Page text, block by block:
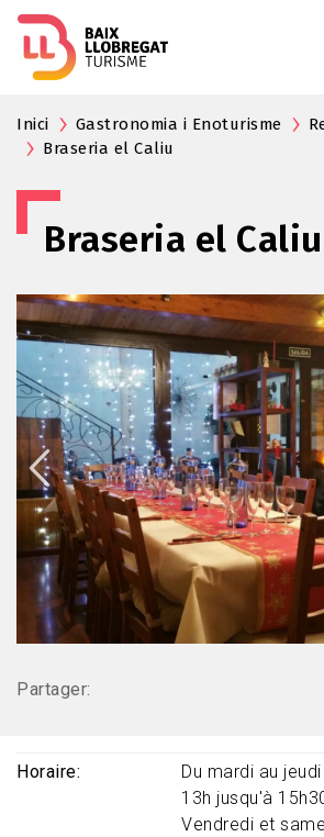
Inici Gastronomia i Enoturisme
Braseria el Caliu
Braseria el Caliu
Partager:
Horaire
Du mardi au
13h jusqu'à
Vendredi et